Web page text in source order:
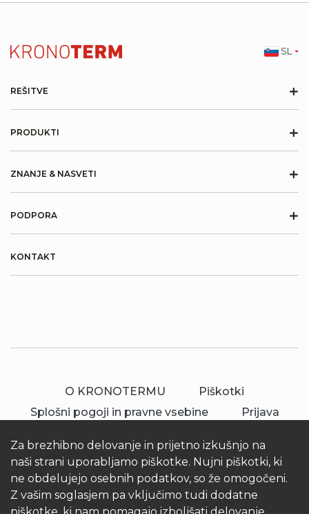
Za brezhibno delovanje in prijetno izkušnjo na
naši strani uporabljamo piškotke. Nujni piškotki, ki
ne obdelujejo osebnih podatkov, so že omogočeni.
Z vašim soglasjem pa vključimo tudi dodatne
REŠITVE +
PRODUKTI +
ZNANJE & NASVETI +
PODPORA +
KONTAKT
O KRONOTERMU
Piškotki
Splošni pogoji in pravne vsebine
Prijava
SL